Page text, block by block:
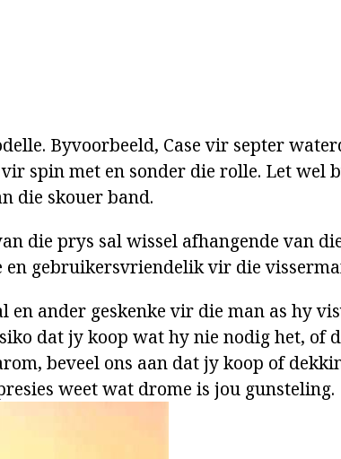
Byvoorbeeld, Case vir septer
spin met en sonder die rolle. Let wel
die skouer band.
die prys sal wissel afhangende van
en gebruikersvriendelik vir die
en ander geskenke vir die man as hy
dat jy koop wat hy nie nodig het, of
beveel ons aan dat jy koop of
weet wat drome is jou gunsteling.